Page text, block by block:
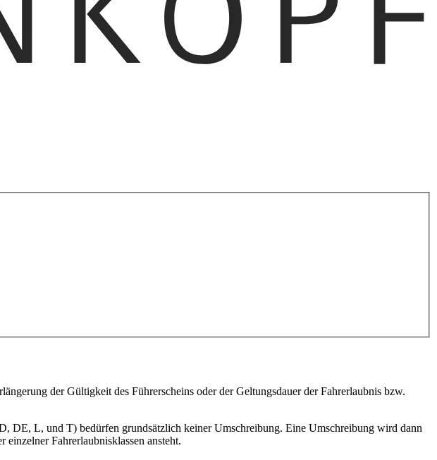
der Gültigkeit des Führerscheins oder der Geltungsdauer der Fahrerlaubnis bzw.
L, und T) bedürfen grundsätzlich keiner Umschreibung. Eine Umschreibung wird dann
Fahrerlaubnisklassen ansteht.